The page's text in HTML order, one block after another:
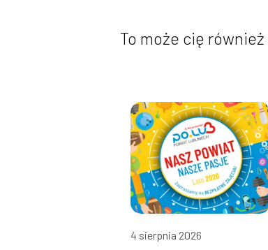
To może cię również
4 sierpnia 2026